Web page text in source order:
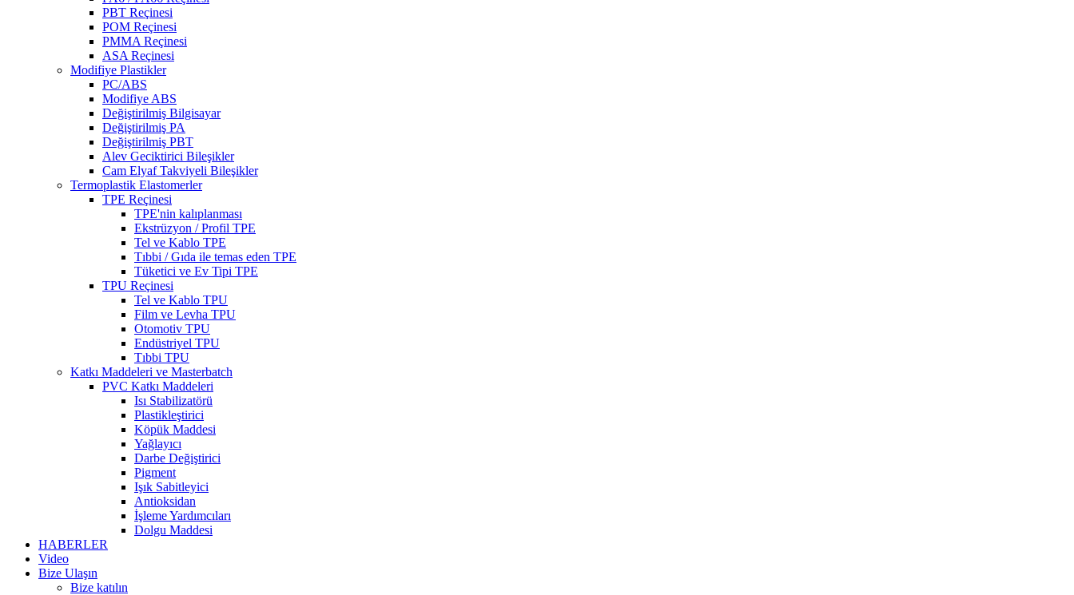
PBT Reçinesi
POM Reçinesi
PMMA Reçinesi
ASA Reçinesi
Modifiye Plastikler
PC/ABS
Modifiye ABS
Değiştirilmiş Bilgisayar
Değiştirilmiş PA
Değiştirilmiş PBT
Alev Geciktirici Bileşikler
Cam Elyaf Takviyeli Bileşikler
Termoplastik Elastomerler
TPE Reçinesi
TPE'nin kalıplanması
Ekstrüzyon / Profil TPE
Tel ve Kablo TPE
Tıbbi / Gıda ile temas eden TPE
Tüketici ve Ev Tipi TPE
TPU Reçinesi
Tel ve Kablo TPU
Film ve Levha TPU
Otomotiv TPU
Endüstriyel TPU
Tıbbi TPU
Katkı Maddeleri ve Masterbatch
PVC Katkı Maddeleri
Isı Stabilizatörü
Plastikleştirici
Köpük Maddesi
Yağlayıcı
Darbe Değiştirici
Pigment
Işık Sabitleyici
Antioksidan
İşleme Yardımcıları
Dolgu Maddesi
HABERLER
Video
Bize Ulaşın
Bize katılın